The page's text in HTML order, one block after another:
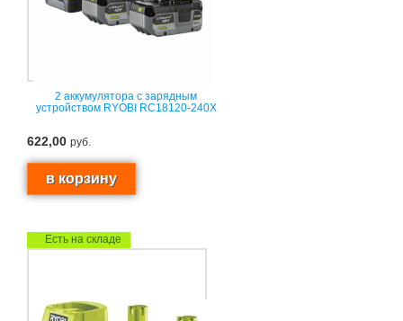
2 аккумулятора с зарядным
устройством RYOBI RC18120-240X
622,00 руб.
Есть на складе